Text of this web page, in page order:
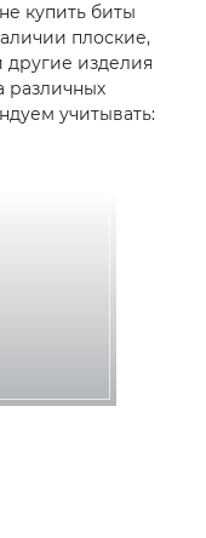
купить биты
плоские,
другие изделия
различных
учитывать: